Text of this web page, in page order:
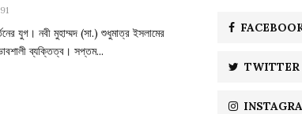
যুগ। নবী মুহাম্মদ (সা.) শুধুমাত্র ইসলামের
ব্যক্তিত্ব। সপ্তম...
TWITTER